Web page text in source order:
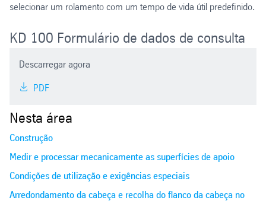
selecionar um rolamento com um tempo de vida útil predefinido.
KD 100 Formulário de dados de consulta
Descarregar agora
PDF
Nesta área
Construção
Medir e processar mecanicamente as superfícies de apoio
Condições de utilização e exigências especiais
Arredondamento da cabeça e recolha do flanco da cabeça no